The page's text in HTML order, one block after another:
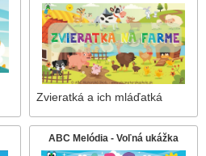
Zvieratká a ich mláďatká
ABC Melódia - Voľná ukážka